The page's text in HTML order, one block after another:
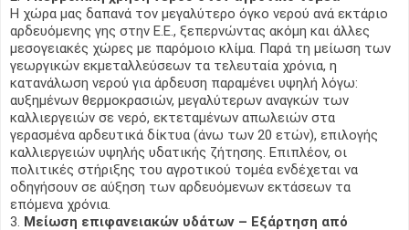
Η χώρα μας δαπανά τον μεγαλύτερο όγκο νερού ανά εκτάριο
αρδευόμενης γης στην Ε.Ε., ξεπερνώντας ακόμη και άλλες
μεσογειακές χώρες με παρόμοιο κλίμα. Παρά τη μείωση των
γεωργικών εκμεταλλεύσεων τα τελευταία χρόνια, η
κατανάλωση νερού για άρδευση παραμένει υψηλή λόγω:
αυξημένων θερμοκρασιών, μεγαλύτερων αναγκών των
καλλιεργειών σε νερό, εκτεταμένων απωλειών στα
γερασμένα αρδευτικά δίκτυα (άνω των 20 ετών), επιλογής
καλλιεργειών υψηλής υδατικής ζήτησης. Επιπλέον, οι
πολιτικές στήριξης του αγροτικού τομέα ενδέχεται να
οδηγήσουν σε αύξηση των αρδευόμενων εκτάσεων τα
επόμενα χρόνια.
Μείωση επιφανειακών υδάτων – Εξάρτηση από